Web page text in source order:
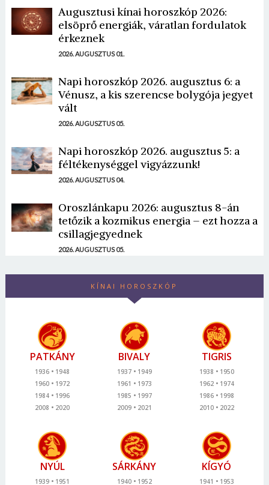
Augusztusi kínai horoszkóp 2026:
elsöprő energiák, váratlan fordulatok
érkeznek
2026. AUGUSZTUS 01.
Napi horoszkóp 2026. augusztus 6: a
Vénusz, a kis szerencse bolygója jegyet
vált
2026. AUGUSZTUS 05.
Napi horoszkóp 2026. augusztus 5: a
féltékenységgel vigyázzunk!
2026. AUGUSZTUS 04.
Oroszlánkapu 2026: augusztus 8-án
tetőzik a kozmikus energia – ezt hozza a
csillagjegyednek
2026. AUGUSZTUS 05.
KÍNAI HOROSZKÓP
PATKÁNY
1936
1948
1960
1972
1984
1996
2008
2020
BIVALY
1937
1949
1961
1973
1985
1997
2009
2021
TIGRIS
1938
1950
1962
1974
1986
1998
2010
2022
NYÚL
1939
1951
SÁRKÁNY
1940
1952
KÍGYÓ
1941
1953